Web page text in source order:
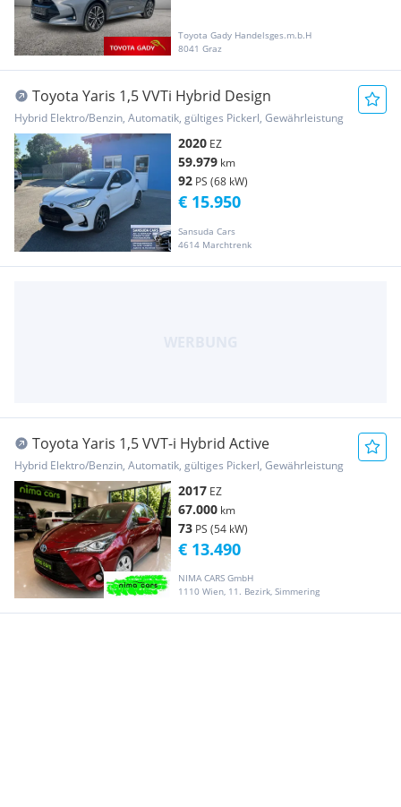
Toyota Gady Handelsges.m.b.H
8041 Graz
Toyota Yaris 1,5 VVTi Hybrid Design
Hybrid Elektro/Benzin, Automatik, gültiges Pickerl, Gewährleistung
2020 EZ
59.979 km
92 PS (68 kW)
Sansuda Cars
4614 Marchtrenk
€ 15.950
Toyota Yaris 1,5 VVT-i Hybrid Active
Hybrid Elektro/Benzin, Automatik, gültiges Pickerl, Gewährleistung
2017 EZ
67.000 km
73 PS (54 kW)
NIMA CARS GmbH
1110 Wien, 11. Bezirk, Simmering
€ 13.490